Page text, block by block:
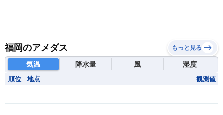
福岡のアメダス もっと見る
気温 降水量 風 湿度
順位 地点 観測値